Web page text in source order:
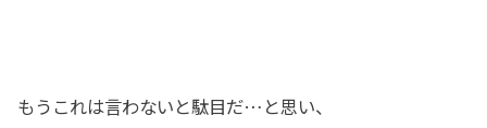
もうこれは言わないと駄目だ…と思い、